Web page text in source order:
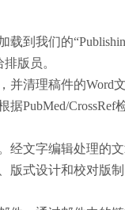
载到我们的
版员。
并清理稿件的Word
PubMed/CrossRef
经文字编辑处理的
版式设计和校对版制